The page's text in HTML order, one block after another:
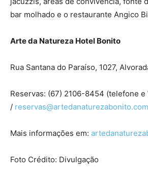
bar molhado e o restaurante Angico
Arte da Natureza Hotel Bonito
Rua Santana do Paraíso, 1027,
Reservas: (67) 2106-8454 (telefone e
/ reservas@
Mais informações em:
Foto Crédito: Divulgação